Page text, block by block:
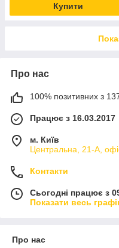
Купити
Про нас
100% позитивних з 137
Працює з 16.03.2017
м. Київ
Центральна, 21-А,
Контакти
Сьогодні працює з
Показати весь
Про нас